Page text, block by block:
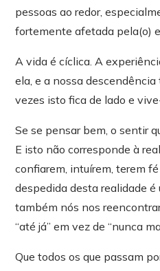
pessoas ao redor,
fortemente afetada pela(o)
A vida é cíclica. A
ela, e a nossa
vezes isto fica de lado e
Se se pensar bem, o sentir
E isto não corresponde à
confiarem, intuírem, terem
despedida desta realidade
também nós nos
“até já” em vez de “nunca
Que todos os que passam
Após um 2013 em
Elvas. Em 2018 expando
inicio sessões online e
Desejo que os conteúdos